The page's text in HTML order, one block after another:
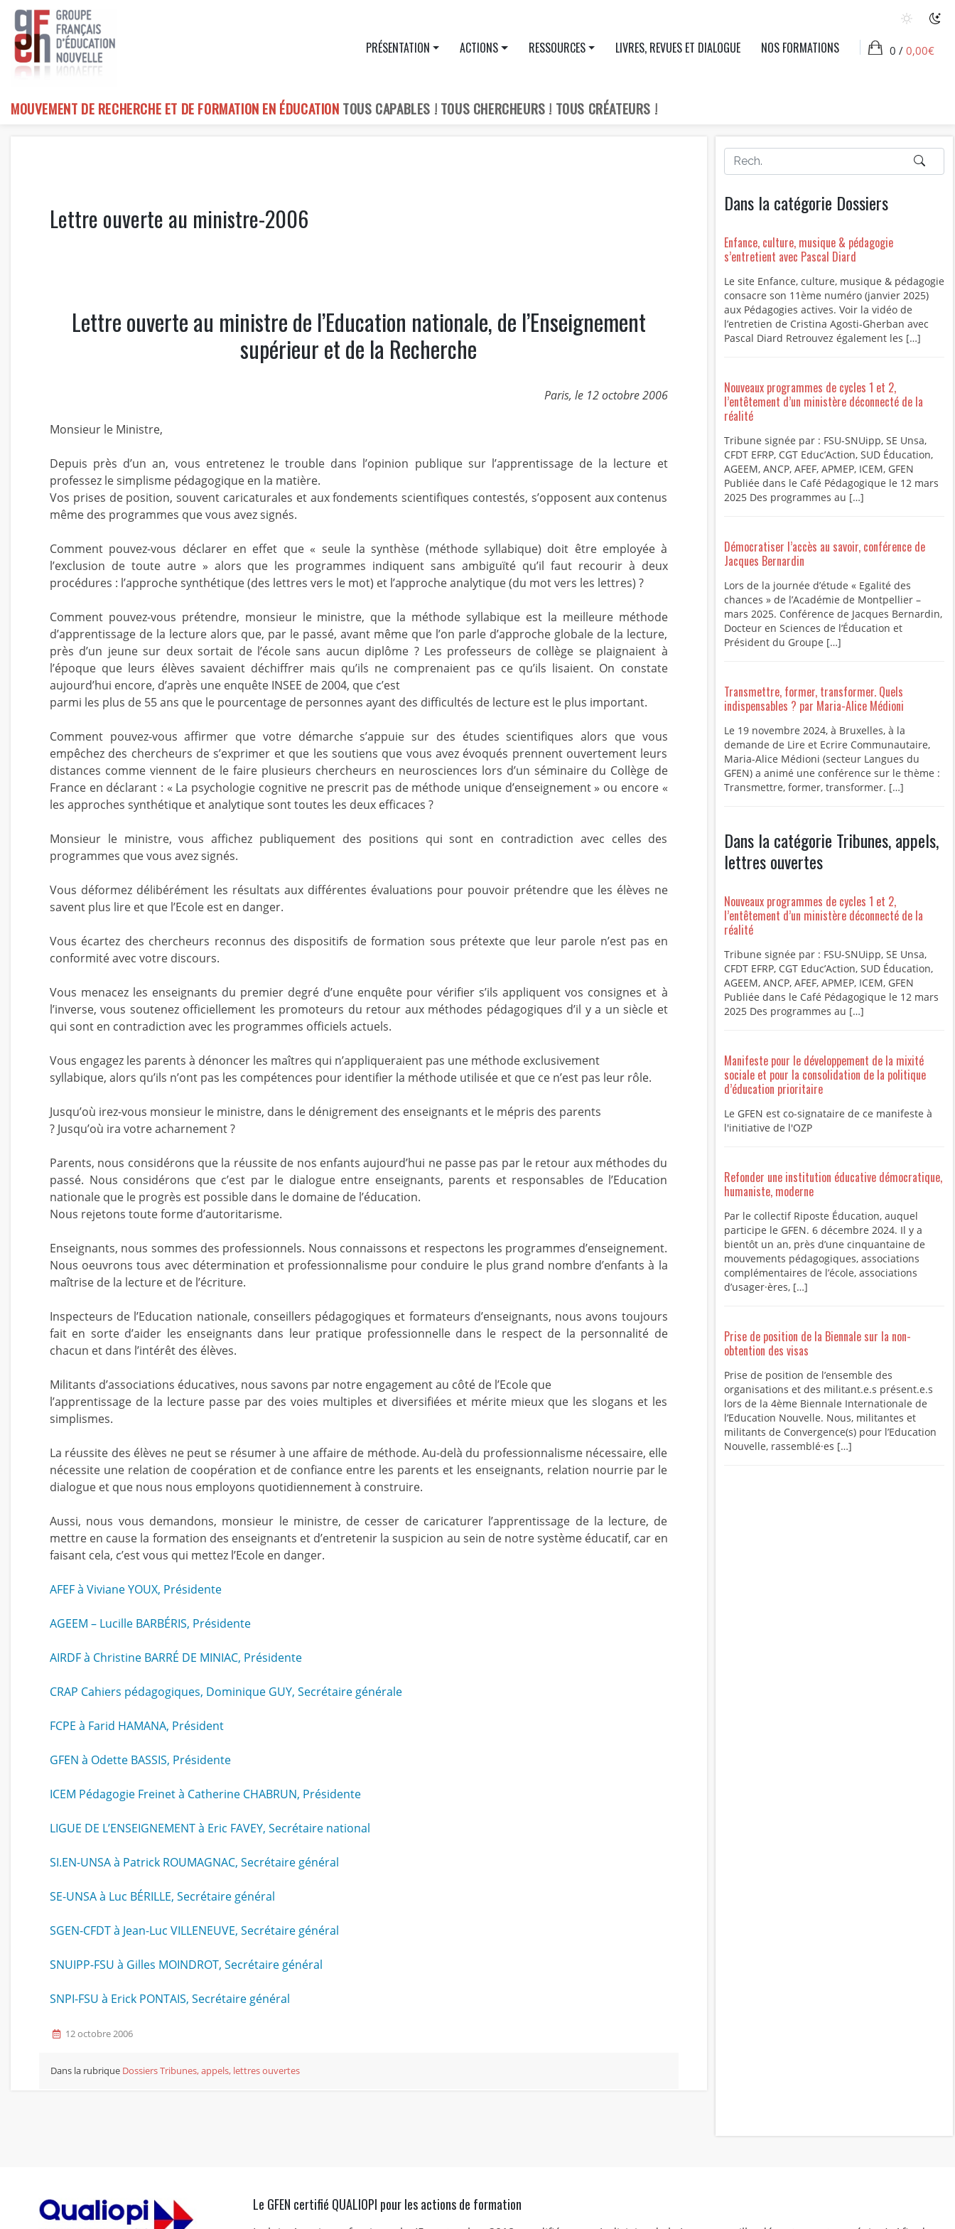
Skip
content
MOUVEMENT DE RECHERCHE ET DE FORMATION EN ÉDUCATION TOUS CAPABLES ! TOUS CHERCHEURS ! TOUS CRÉATEURS !
PRÉSENTATION ACTIONS RESSOURCES LIVRES, REVUES ET DIALOGUE NOS FORMATIONS 0 / 0,00€
Lettre ouverte au ministre-2006
Lettre ouverte au ministre de l’Education nationale, de l’Enseignement
supérieur et de la Recherche
Paris, le 12 octobre 2006
Monsieur le Ministre,
Depuis près d’un an, vous entretenez le trouble dans l’opinion publique sur l’apprentissage de la lecture et
professez le simplisme pédagogique en la matière.
Vos prises de position, souvent caricaturales et aux fondements scientifiques contestés, s’opposent aux contenus
même des programmes que vous avez signés.
Comment pouvez-vous déclarer en effet que « seule la synthèse (méthode syllabique) doit être employée à
l’exclusion de toute autre » alors que les programmes indiquent sans ambiguïté qu’il faut recourir à deux
procédures : l’approche synthétique (des lettres vers le mot) et l’approche analytique (du mot vers les lettres) ?
Comment pouvez-vous prétendre, monsieur le ministre, que la méthode syllabique est la meilleure méthode
d’apprentissage de la lecture alors que, par le passé, avant même que l’on parle d’approche globale de la lecture,
près d’un jeune sur deux sortait de l’école sans aucun diplôme ? Les professeurs de collège se plaignaient à
l’époque que leurs élèves savaient déchiffrer mais qu’ils ne comprenaient pas ce qu’ils lisaient. On constate
aujourd’hui encore, d’après une enquête INSEE de 2004, que c’est
parmi les plus de 55 ans que le pourcentage de personnes ayant des difficultés de lecture est le plus important.
Comment pouvez-vous affirmer que votre démarche s’appuie sur des études scientifiques alors que vous
empêchez des chercheurs de s’exprimer et que les soutiens que vous avez évoqués prennent ouvertement leurs
distances comme viennent de le faire plusieurs chercheurs en neurosciences lors d’un séminaire du Collège de
France en déclarant : « La psychologie cognitive ne prescrit pas de méthode unique d’enseignement » ou encore «
les approches synthétique et analytique sont toutes les deux efficaces ?
Monsieur le ministre, vous affichez publiquement des positions qui sont en contradiction avec celles des
programmes que vous avez signés.
Vous déformez délibérément les résultats aux différentes évaluations pour pouvoir prétendre que les élèves ne
savent plus lire et que l’Ecole est en danger.
Vous écartez des chercheurs reconnus des dispositifs de formation sous prétexte que leur parole n’est pas en
conformité avec votre discours.
Vous menacez les enseignants du premier degré d’une enquête pour vérifier s’ils appliquent vos consignes et à
l’inverse, vous soutenez officiellement les promoteurs du retour aux méthodes pédagogiques d’il y a un siècle et
qui sont en contradiction avec les programmes officiels actuels.
Vous engagez les parents à dénoncer les maîtres qui n’appliqueraient pas une méthode exclusivement
syllabique, alors qu’ils n’ont pas les compétences pour identifier la méthode utilisée et que ce n’est pas leur rôle.
Jusqu’où irez-vous monsieur le ministre, dans le dénigrement des enseignants et le mépris des parents
? Jusqu’où ira votre acharnement ?
Parents, nous considérons que la réussite de nos enfants aujourd’hui ne passe pas par le retour aux méthodes du
passé. Nous considérons que c’est par le dialogue entre enseignants, parents et responsables de l’Education
nationale que le progrès est possible dans le domaine de l’éducation.
Nous rejetons toute forme d’autoritarisme.
Enseignants, nous sommes des professionnels. Nous connaissons et respectons les programmes d’enseignement.
Nous oeuvrons tous avec détermination et professionnalisme pour conduire le plus grand nombre d’enfants à la
maîtrise de la lecture et de l’écriture.
Inspecteurs de l’Education nationale, conseillers pédagogiques et formateurs d’enseignants, nous avons toujours
fait en sorte d’aider les enseignants dans leur pratique professionnelle dans le respect de la personnalité de
chacun et dans l’intérêt des élèves.
Militants d’associations éducatives, nous savons par notre engagement au côté de l’Ecole que
l’apprentissage de la lecture passe par des voies multiples et diversifiées et mérite mieux que les slogans et les
simplismes.
La réussite des élèves ne peut se résumer à une affaire de méthode. Au-delà du professionnalisme nécessaire, elle
nécessite une relation de coopération et de confiance entre les parents et les enseignants, relation nourrie par le
dialogue et que nous nous employons quotidiennement à construire.
Aussi, nous vous demandons, monsieur le ministre, de cesser de caricaturer l’apprentissage de la lecture, de
mettre en cause la formation des enseignants et d’entretenir la suspicion au sein de notre système éducatif, car en
faisant cela, c’est vous qui mettez l’Ecole en danger.
AFEF à Viviane YOUX, Présidente
AGEEM – Lucille BARBÉRIS, Présidente
AIRDF à Christine BARRÉ DE MINIAC, Présidente
CRAP Cahiers pédagogiques, Dominique GUY, Secrétaire générale
FCPE à Farid HAMANA, Président
GFEN à Odette BASSIS, Présidente
ICEM Pédagogie Freinet à Catherine CHABRUN, Présidente
LIGUE DE L’ENSEIGNEMENT à Eric FAVEY, Secrétaire national
SI.EN-UNSA à Patrick ROUMAGNAC, Secrétaire général
SE-UNSA à Luc BÉRILLE, Secrétaire général
SGEN-CFDT à Jean-Luc VILLENEUVE, Secrétaire général
SNUIPP-FSU à Gilles MOINDROT, Secrétaire général
SNPI-FSU à Erick PONTAIS, Secrétaire général
12 octobre 2006
Dans la rubrique DossiersTribunes, appels, lettres ouvertes
Dans la catégorie Dossiers
Enfance, culture, musique & pédagogie
s’entretient avec Pascal Diard
Le site Enfance, culture, musique & pédagogie
consacre son 11ème numéro (janvier 2025)
aux Pédagogies actives. Voir la vidéo de
l’entretien de Cristina Agosti-Gherban avec
Pascal Diard Retrouvez également les […]
Nouveaux programmes de cycles 1 et 2,
l’entêtement d’un ministère déconnecté de la
réalité
Tribune signée par : FSU-SNUipp, SE Unsa,
CFDT EFRP, CGT Educ’Action, SUD Éducation,
AGEEM, ANCP, AFEF, APMEP, ICEM, GFEN
Publiée dans le Café Pédagogique le 12 mars
2025 Des programmes au […]
Démocratiser l’accès au savoir, conférence de
Jacques Bernardin
Lors de la journée d’étude « Egalité des
chances » de l’Académie de Montpellier –
mars 2025. Conférence de Jacques Bernardin,
Docteur en Sciences de l’Éducation et
Président du Groupe […]
Transmettre, former, transformer. Quels
indispensables ? par Maria-Alice Médioni
Le 19 novembre 2024, à Bruxelles, à la
demande de Lire et Ecrire Communautaire,
Maria-Alice Médioni (secteur Langues du
GFEN) a animé une conférence sur le thème :
Transmettre, former, transformer. […]
Dans la catégorie Tribunes, appels,
lettres ouvertes
Nouveaux programmes de cycles 1 et 2,
l’entêtement d’un ministère déconnecté de la
réalité
Tribune signée par : FSU-SNUipp, SE Unsa,
CFDT EFRP, CGT Educ’Action, SUD Éducation,
AGEEM, ANCP, AFEF, APMEP, ICEM, GFEN
Publiée dans le Café Pédagogique le 12 mars
2025 Des programmes au […]
Manifeste pour le développement de la mixité
sociale et pour la consolidation de la politique
d’éducation prioritaire
Le GFEN est co-signataire de ce manifeste à
l'initiative de l'OZP
Refonder une institution éducative démocratique,
humaniste, moderne
Par le collectif Riposte Éducation, auquel
participe le GFEN. 6 décembre 2024. Il y a
bientôt un an, près d’une cinquantaine de
mouvements pédagogiques, associations
complémentaires de l’école, associations
d’usager·ères, […]
Prise de position de la Biennale sur la non-
obtention des visas
Prise de position de l’ensemble des
organisations et des militant.e.s présent.e.s
lors de la 4ème Biennale Internationale de
l’Education Nouvelle. Nous, militantes et
militants de Convergence(s) pour l’Education
Nouvelle, rassemblé·es […]
Le GFEN certifié QUALIOPI pour les actions de formation